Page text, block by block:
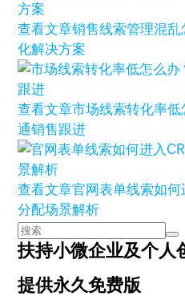
查看文章销售线索管理混
化解决方案
查看文章市场线索转化率
通销售跟进
查看文章官网表单线索如
分配场景解析
扶持小微企业及个人
提供永久免费版